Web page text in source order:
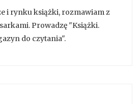
i rynku książki, rozmawiam z
Prowadzę "Książki.
do czytania".